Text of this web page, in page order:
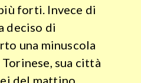
forti. Invece di
deciso di
una minuscola
sua città